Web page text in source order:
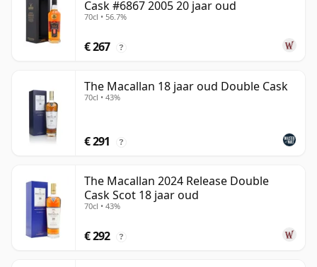
Cask #6867 2005 20 jaar oud
70cl • 56.7%
€ 267 ?
The Macallan 18 jaar oud Double Cask
70cl • 43%
€ 291 ?
The Macallan 2024 Release Double
Cask Scot 18 jaar oud
70cl • 43%
€ 292 ?